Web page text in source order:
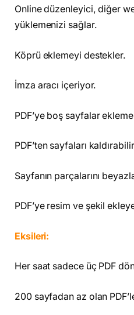
Online düzenleyici, diğer
yüklemenizi sağlar.
Köprü eklemeyi destekler.
İmza aracı içeriyor.
PDF’ye boş sayfalar
PDF’ten sayfaları
Sayfanın parçalarını
PDF’ye resim ve şekil
Eksileri:
Her saat sadece üç PDF
200 sayfadan az olan